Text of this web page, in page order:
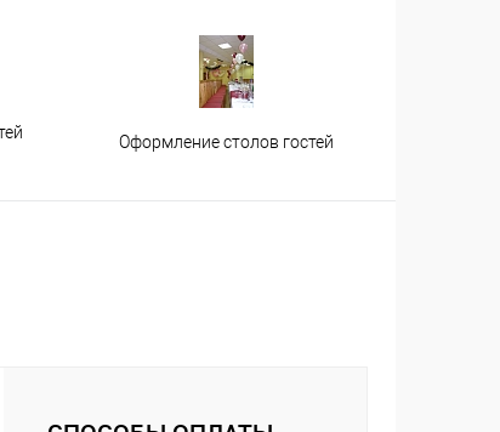
Оформление столов гостей